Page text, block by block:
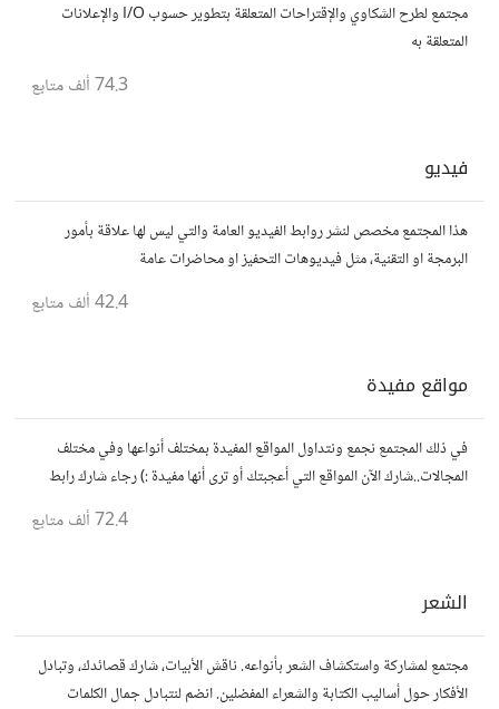
مجتمع لطرح الشكاوي والإقتراحات المتعلقة بتطوير حسوب I/O والإعلانات
المتعلقة به
74.3 ألف متابع
فيديو
هذا المجتمع مخصص لنشر روابط الفيديو العامة والتي ليس لها علاقة بأمور
البرمجة او التقنية، مثل فيديوهات التحفيز او محاضرات عامة
42.4 ألف متابع
مواقع مفيدة
في ذلك المجتمع نجمع ونتداول المواقع المفيدة بمختلف أنواعها وفي مختلف
المجالات..شارك الآن المواقع التي أعجبتك أو ترى أنها مفيدة :) رجاء شارك رابط
72.4 ألف متابع
الشعر
مجتمع لمشاركة واستكشاف الشعر بأنواعه. ناقش الأبيات، شارك قصائدك، وتبادل
الأفكار حول أساليب الكتابة والشعراء المفضلين. انضم لنتبادل جمال الكلمات